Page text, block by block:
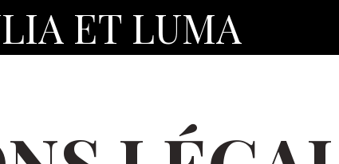
ET LUMA